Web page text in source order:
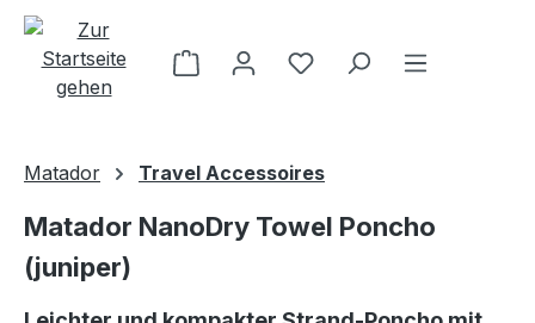
Zum Hauptinhalt springen
Matador Travel Accessoires
Matador NanoDry Towel Poncho
(juniper)